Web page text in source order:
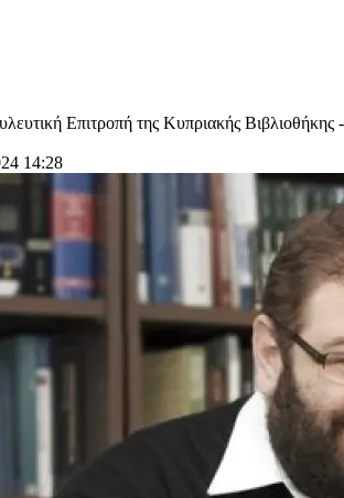
Επιτροπή της Κυπριακής Βιβλιοθήκης
14:28